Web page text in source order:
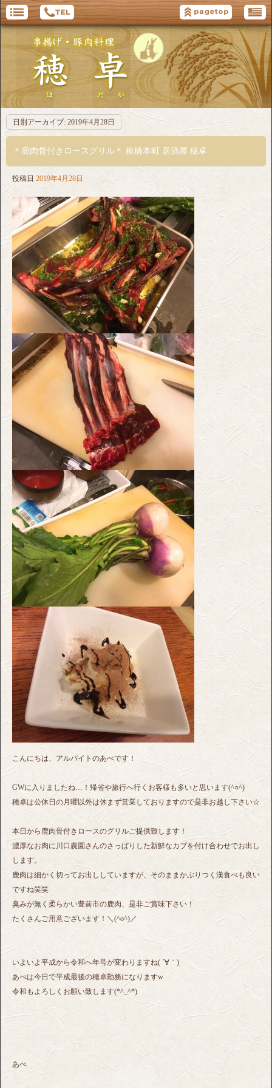
日別アーカイブ: 2019年4月28日
＊鹿肉骨付きロースグリル＊ 板橋本町 居酒屋 穂卓
投稿日 2019年4月28日
こんにちは、アルバイトのあべです！
GWに入りましたね…！帰省や旅行へ行くお客様も多いと思います(^○^)
穂卓は公休日の月曜以外は休まず営業しておりますので是非お越し下さい☆
本日から鹿肉骨付きロースのグリルご提供致します！
濃厚なお肉に川口農園さんのさっぱりした新鮮なカブを付け合わせでお出し
します。
鹿肉は細かく切ってお出ししていますが、そのままかぶりつく漢食べも良い
ですね笑笑
臭みが無く柔らかい豊前市の鹿肉、是非ご賞味下さい！
たくさんご用意ございます！＼(^o^)／
いよいよ平成から令和へ年号が変わりますね( ´∀｀)
あべは今日で平成最後の穂卓勤務になりますw
令和もよろしくお願い致します(*^_^*)
あべ